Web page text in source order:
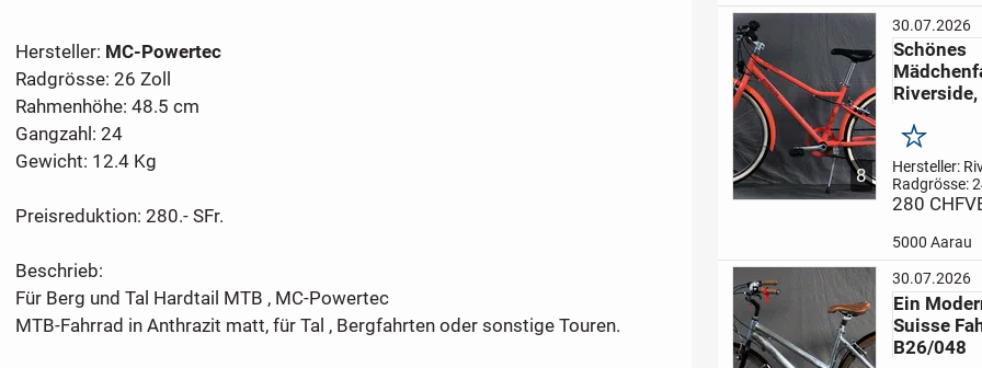
Hersteller: MC-Powertec
Radgrösse: 26 Zoll
Rahmenhöhe: 48.5 cm
Gangzahl: 24
Gewicht: 12.4 Kg
Preisreduktion: 280.- SFr.
Beschrieb:
Für Berg und Tal Hardtail MTB , MC-Powertec
MTB-Fahrrad in Anthrazit matt, für Tal , Bergfahrten oder sonstige Touren.
Mangenta/
für Freizeit,
oder für
neuen...
8
30.07.2026
Schönes
Merken
Hersteller:
Radgrösse:
Korallorange
einkaufen
Fahrten zu
spannenden
Abenteuer....
280 CHF
5000 Aarau
30.07.2026
Ein
Suisse
B26/048